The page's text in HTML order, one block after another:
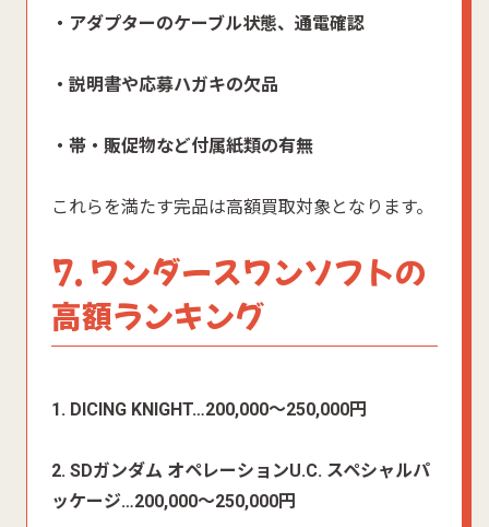
・アダプターのケーブル状態、通電確認
・説明書や応募ハガキの欠品
・帯・販促物など付属紙類の有無
これらを満たす完品は高額買取対象となります。
7. ワンダースワンソフトの
高額ランキング
1. DICING KNIGHT…200,000〜250,000円
2. SDガンダム オペレーションU.C. スペシャルパ
ッケージ…200,000〜250,000円